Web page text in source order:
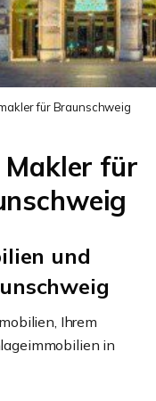
für Braunschweig
für
und
Ihrem
in